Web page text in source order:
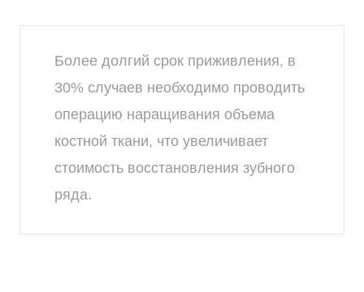
Более долгий срок приживления, в
30% случаев необходимо проводить
операцию наращивания объема
костной ткани, что увеличивает
стоимость восстановления зубного
ряда.